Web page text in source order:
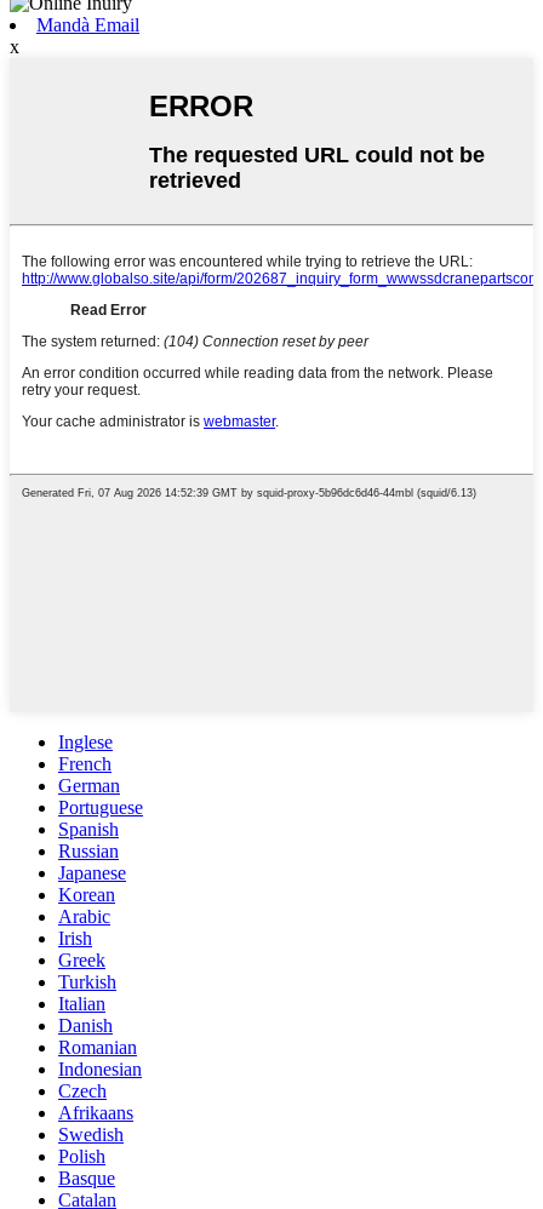
Mandà Email
x
Inglese
French
German
Portuguese
Spanish
Russian
Japanese
Korean
Arabic
Irish
Greek
Turkish
Italian
Danish
Romanian
Indonesian
Czech
Afrikaans
Swedish
Polish
Basque
Catalan